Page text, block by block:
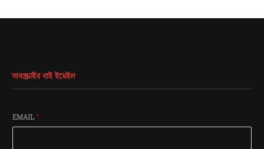
সাবস্ক্রাইব বাই ইমেইল
EMAIL*